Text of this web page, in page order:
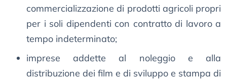
commercializzazione di prodotti agricoli propri
per i soli dipendenti con contratto di lavoro a
tempo indeterminato;
imprese addette al noleggio e alla
distribuzione dei film e di sviluppo e stampa di